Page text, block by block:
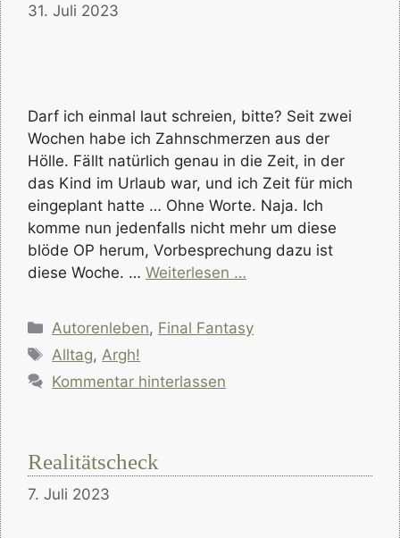
31. Juli 2023
Darf ich einmal laut schreien, bitte? Seit zwei
Wochen habe ich Zahnschmerzen aus der
Hölle. Fällt natürlich genau in die Zeit, in der
das Kind im Urlaub war, und ich Zeit für mich
eingeplant hatte … Ohne Worte. Naja. Ich
komme nun jedenfalls nicht mehr um diese
blöde OP herum, Vorbesprechung dazu ist
diese Woche. … Weiterlesen …
Kategorien
Autorenleben, Final Fantasy
Schlagwörter
Alltag, Argh!
Kommentar hinterlassen
Realitätscheck
7. Juli 2023